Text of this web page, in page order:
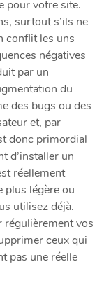
pour votre site.
surtout s’ils ne
conflit les uns
négatives
par un
du
des bugs ou des
et, par
donc primordial
d’installer un
réellement
plus légère ou
utilisez déjà.
régulièrement vos
ceux qui
pas une réelle